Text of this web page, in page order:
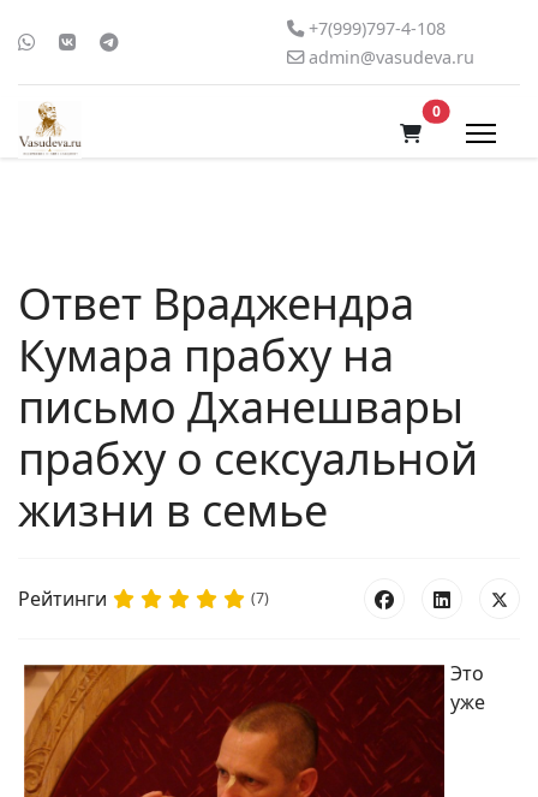
+7(999)797-4-108
admin@vasudeva.ru
0В корзину
Ответ Враджендра
Кумара прабху на
письмо Дханешвары
прабху о сексуальной
жизни в семье
Рейтинги (7)
Это
уже